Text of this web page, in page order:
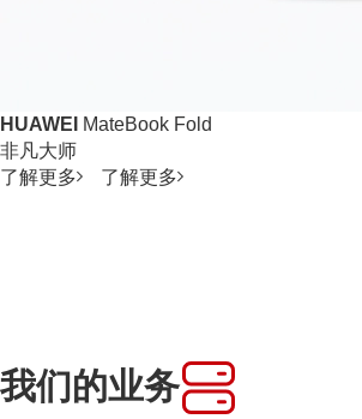
HUAWEI
MateBook Fold
非凡大师
了解更多
了解更多
我们的业务